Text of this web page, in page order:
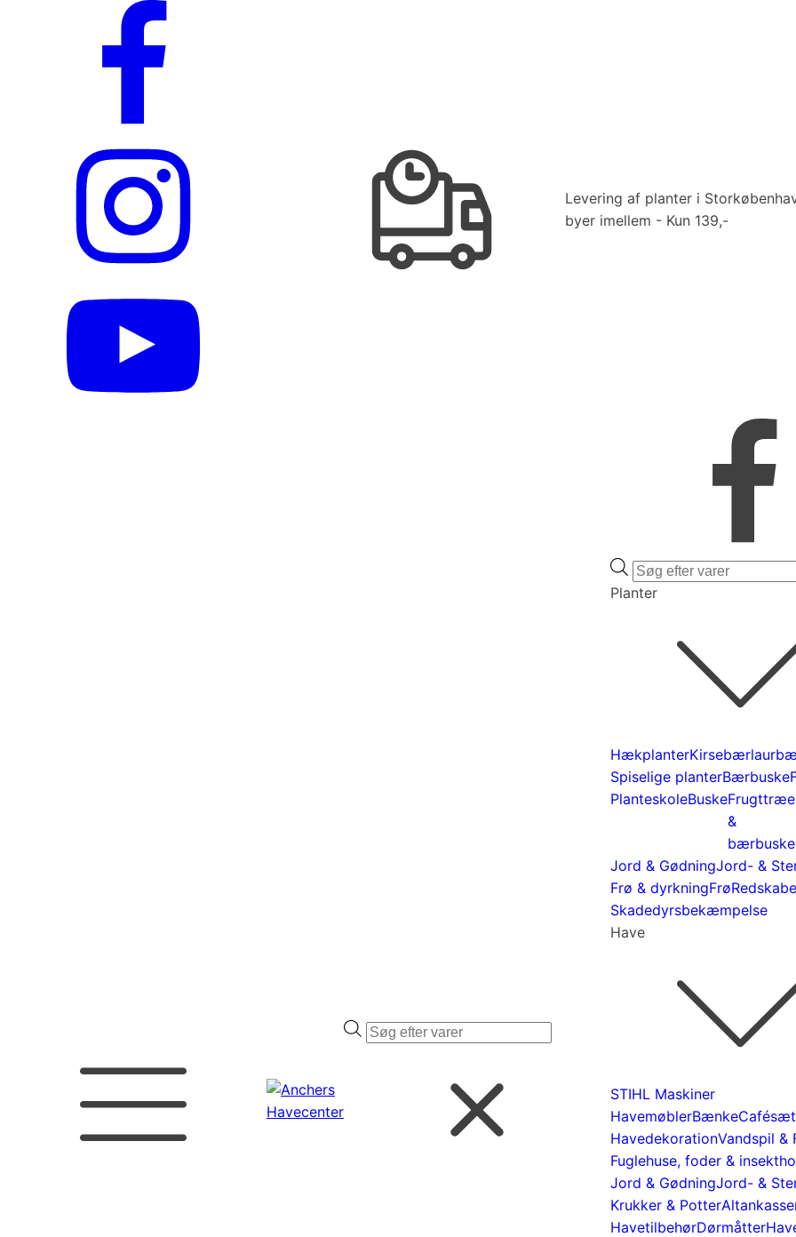
Levering af planter i
byer imellem - Kun 139,-
Products
Products
search
Planter
Hækplanter
Spiselige planterBærbuske
PlanteskoleBuske
&
bærbuske
Jord & GødningJord- &
Frø & dyrkningFrø
Skadedyrsbekæmpelse
Have
STIHL Maskiner
HavemøblerBænkeCafésæt
HavedekorationVandspil &
Fuglehuse, foder &
Jord & GødningJord- &
Krukker & Potter
HavetilbehørDørmåtter